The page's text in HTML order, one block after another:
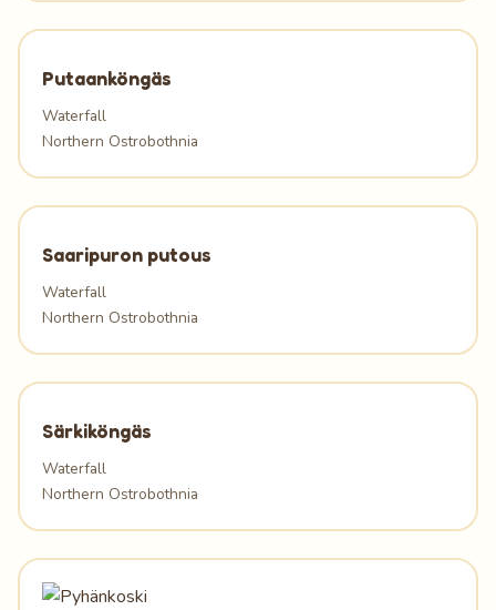
Putaanköngäs
Waterfall
Northern Ostrobothnia
Saaripuron putous
Waterfall
Northern Ostrobothnia
Särkiköngäs
Waterfall
Northern Ostrobothnia